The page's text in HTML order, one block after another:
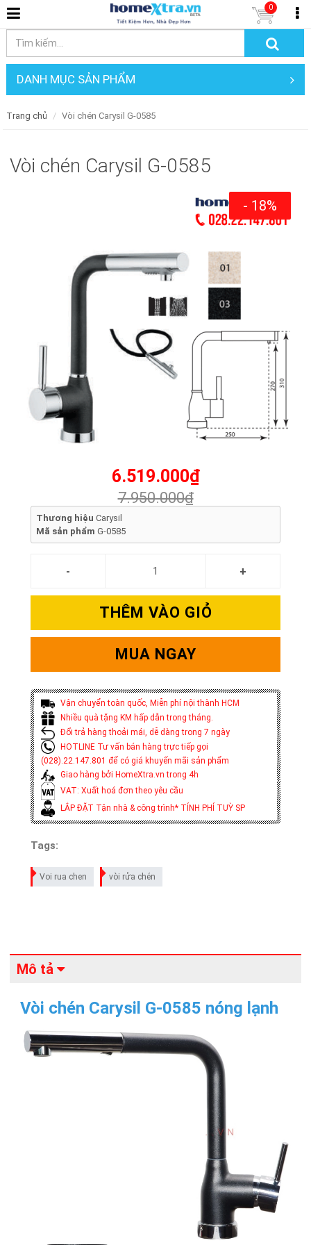
0
DANH MỤC SẢN PHẨM
Trang chủ Vòi chén Carysil G-0585
Vòi chén Carysil G-0585
- 18%
6.519.000₫
7.950.000₫
Thương hiệu Carysil
Mã sản phẩm G-0585
THÊM VÀO GIỎ
MUA NGAY
Vận chuyển toàn quốc, Miễn phí nội thành HCM
Nhiều quà tặng KM hấp dẫn trong tháng.
Đổi trả hàng thoải mái, dễ dàng trong 7 ngày
HOTLINE Tư vấn bán hàng trực tiếp gọi
(028).22.147.801 để có giá khuyến mãi sản phẩm
Giao hàng bởi HomeXtra.vn trong 4h
VAT: Xuất hoá đơn theo yêu cầu
LẮP ĐẶT Tận nhà & công trình* TÍNH PHÍ TUỲ SP
Tags:
Voi rua chen vòi rửa chén
Mô tả
Vòi chén Carysil G-0585 nóng lạnh